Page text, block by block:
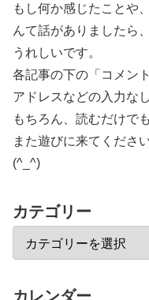
もし何か感じたことや
んて話がありましたら
うれしいです。
各記事の下の「コメン
アドレスなどの入力な
もちろん、読むだけで
また遊びに来てください
(^_^)
カテゴリー
カレンダー